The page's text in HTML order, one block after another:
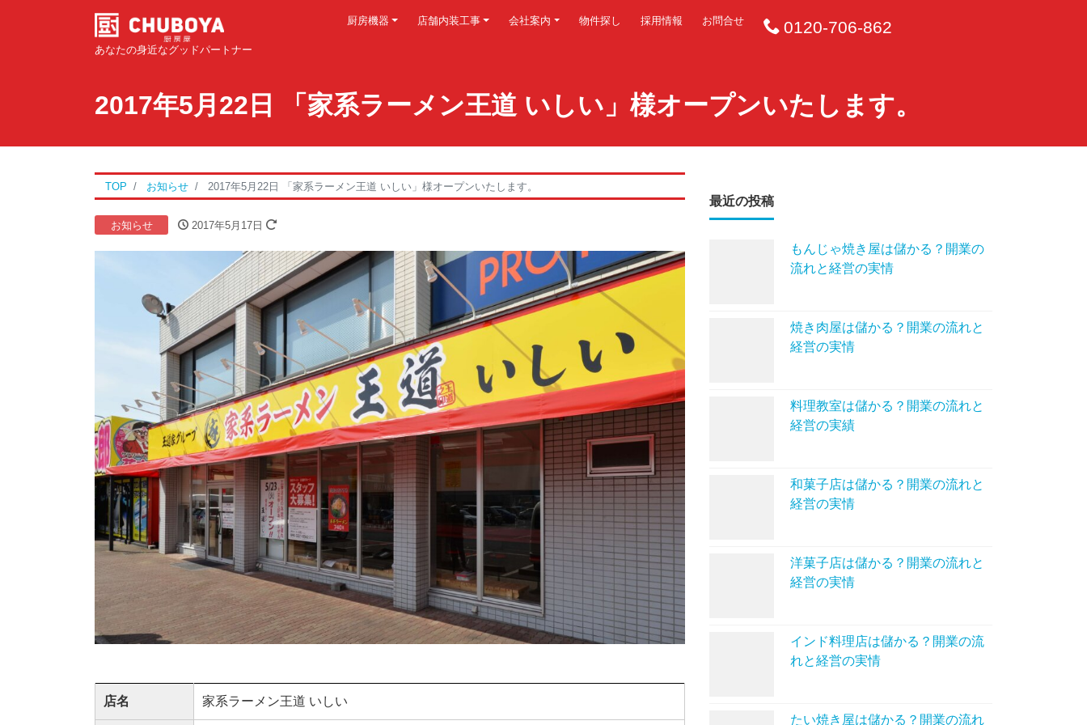
あなたの身近なグッドパートナー
厨房機器 店舗内装工事 会社案内 物件探し 採用情報 お問合せ 0120-706-862
2017年5月22日 「家系ラーメン王道 いしい」様オープンいたします。
TOP お知らせ 2017年5月22日 「家系ラーメン王道 いしい」様オープンいたします。
お知らせ 2017年5月17日
店名 家系ラーメン王道 いしい
最近の投稿
もんじゃ焼き屋は儲かる？開業の
流れと経営の実情
焼き肉屋は儲かる？開業の流れと
経営の実情
料理教室は儲かる？開業の流れと
経営の実績
和菓子店は儲かる？開業の流れと
経営の実情
洋菓子店は儲かる？開業の流れと
経営の実情
インド料理店は儲かる？開業の流
れと経営の実情
たい焼き屋は儲かる？開業の流れ